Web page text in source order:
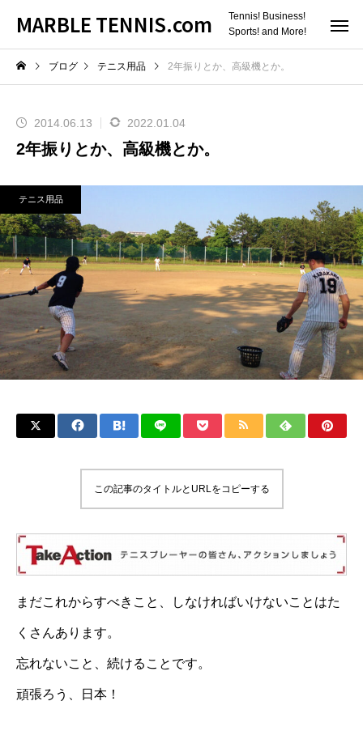
MARBLE TENNIS.com
Tennis! Business!
Sports! and More!
ブログ テニス用品 2年振りとか、高級機とか。
2014.06.13 2022.01.04
2年振りとか、高級機とか。
テニス用品
この記事のタイトルとURLをコピーする
まだこれからすべきこと、しなければいけないことはた
くさんあります。
忘れないこと、続けることです。
頑張ろう、日本！